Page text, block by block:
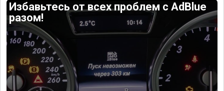
Избавьтесь от всех проблем с AdBlue
разом!